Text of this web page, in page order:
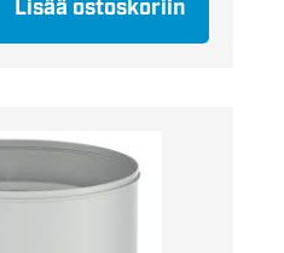
Lisää ostoskoriin